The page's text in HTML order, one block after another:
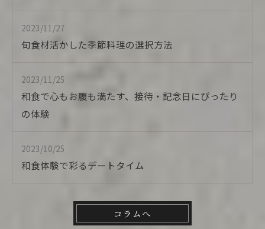
2023/11/27
旬食材活かした季節料理の選択方法
2023/11/25
和食で心もお腹も満たす、接待・記念日にぴったり
の体験
2023/10/25
和食体験で彩るデートタイム
コラムへ